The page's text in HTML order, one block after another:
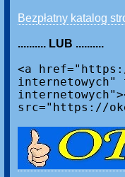
Bezpłatny katalog
.......... LUB ..........
<a
internetowych"
src="https://